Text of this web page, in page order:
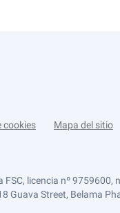
cookies Mapa del sitio
licencia nº
Street, Belama